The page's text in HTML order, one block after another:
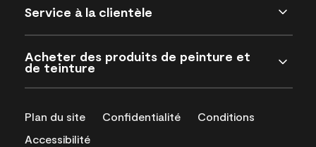
Service à la clientèle
Acheter des produits de peinture et
de teinture
Plan du site Confidentialité
Conditions
Accessibilité